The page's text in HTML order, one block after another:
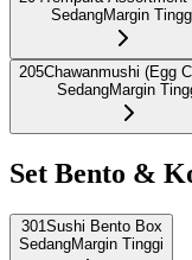
SedangMargin
205Chawanmushi (Egg
SedangMargin
Set Bento &
301Sushi Bento Box
SedangMargin Tinggi